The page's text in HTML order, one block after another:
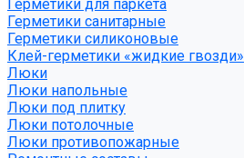
Герметики для паркета
Герметики санитарные
Герметики силиконовые
Клей-герметики «жидкие гвозди»
Люки
Люки напольные
Люки под плитку
Люки потолочные
Люки противопожарные